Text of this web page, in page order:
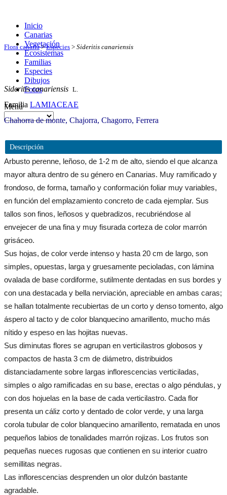
Inicio
Canarias
Vegetación
Ecosistemas
Familias
Especies
Dibujos
Fotos
Menú
Flora canaria>Especies > Sideritis canariensis
Sideritis canariensis L.
Familia LAMIACEAE
Chahorra de monte, Chajorra, Chagorro, Ferrera
Descripción
Arbusto perenne, leñoso, de 1-2 m de alto, siendo el que alcanza
mayor altura dentro de su género en Canarias. Muy ramificado y
frondoso, de forma, tamaño y conformación foliar muy variables,
en función del emplazamiento concreto de cada ejemplar. Sus
tallos son finos, leñosos y quebradizos, recubriéndose al
envejecer de una fina y muy fisurada corteza de color marrón
grisáceo.
Sus hojas, de color verde intenso y hasta 20 cm de largo, son
simples, opuestas, larga y gruesamente pecioladas, con lámina
ovalada de base cordiforme, sutilmente dentadas en sus bordes y
con una destacada y bella nerviación, apreciable en ambas caras;
se hallan totalmente recubiertas de un corto y denso tomento, algo
áspero al tacto y de color blanquecino amarillento, mucho más
nítido y espeso en las hojitas nuevas.
Sus diminutas flores se agrupan en verticilastros globosos y
compactos de hasta 3 cm de diámetro, distribuidos
distanciadamente sobre largas inflorescencias verticiladas,
simples o algo ramificadas en su base, erectas o algo péndulas, y
con dos hojuelas en la base de cada verticilastro. Cada flor
presenta un cáliz corto y dentado de color verde, y una larga
corola tubular de color blanquecino amarillento, rematada en unos
pequeños labios de tonalidades marrón rojizas. Los frutos son
pequeñas nueces rugosas que contienen en su interior cuatro
semillitas negras.
Las inflorescencias desprenden un olor dulzón bastante
agradable.